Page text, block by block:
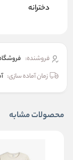
دخترانه
فروشنده:
زمان آماده سازی:
محصولات مشابه